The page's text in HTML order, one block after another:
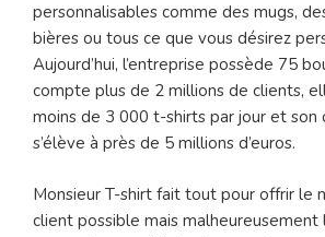
personnalisables comme des mugs,
bières ou tous ce que vous désirez
Aujourd’hui, l’entreprise possède 75
compte plus de 2 millions de clients,
moins de 3 000 t-shirts par jour et son
s’élève à près de 5 millions d’euros.
Monsieur T-shirt fait tout pour offrir le
client possible mais malheureusement